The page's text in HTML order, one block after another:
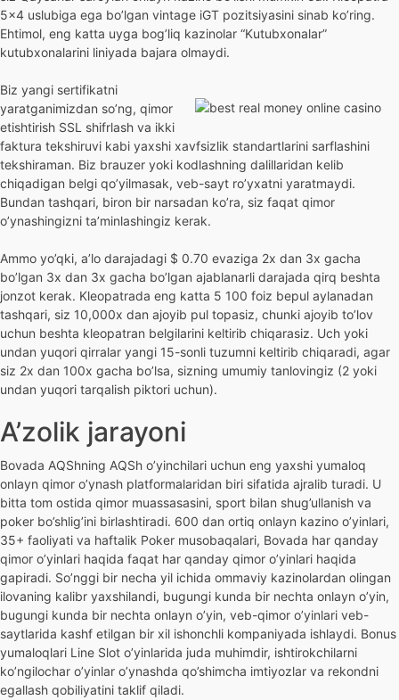
5×4 uslubiga ega bo’lgan vintage iGT pozitsiyasini sinab ko’ring.
Ehtimol, eng katta uyga bog’liq kazinolar “Kutubxonalar”
kutubxonalarini liniyada bajara olmaydi.
Biz yangi sertifikatni
yaratganimizdan so’ng, qimor
etishtirish SSL shifrlash va ikki
faktura tekshiruvi kabi yaxshi xavfsizlik standartlarini sarflashini
tekshiraman. Biz brauzer yoki kodlashning dalillaridan kelib
chiqadigan belgi qo’yilmasak, veb-sayt ro’yxatni yaratmaydi.
Bundan tashqari, biron bir narsadan ko’ra, siz faqat qimor
o’ynashingizni ta’minlashingiz kerak.
Ammo yo’qki, a’lo darajadagi $ 0.70 evaziga 2x dan 3x gacha
bo’lgan 3x dan 3x gacha bo’lgan ajablanarli darajada qirq beshta
jonzot kerak. Kleopatrada eng katta 5 100 foiz bepul aylanadan
tashqari, siz 10,000x dan ajoyib pul topasiz, chunki ajoyib to’lov
uchun beshta kleopatran belgilarini keltirib chiqarasiz. Uch yoki
undan yuqori qirralar yangi 15-sonli tuzumni keltirib chiqaradi, agar
siz 2x dan 100x gacha bo’lsa, sizning umumiy tanlovingiz (2 yoki
undan yuqori tarqalish piktori uchun).
A’zolik jarayoni
Bovada AQShning AQSh o’yinchilari uchun eng yaxshi yumaloq
onlayn qimor o’ynash platformalaridan biri sifatida ajralib turadi. U
bitta tom ostida qimor muassasasini, sport bilan shug’ullanish va
poker bo’shlig’ini birlashtiradi. 600 dan ortiq onlayn kazino o’yinlari,
35+ faoliyati va haftalik Poker musobaqalari, Bovada har qanday
qimor o’yinlari haqida faqat har qanday qimor o’yinlari haqida
gapiradi. So’nggi bir necha yil ichida ommaviy kazinolardan olingan
ilovaning kalibr yaxshilandi, bugungi kunda bir nechta onlayn o’yin,
bugungi kunda bir nechta onlayn o’yin, veb-qimor o’yinlari veb-
saytlarida kashf etilgan bir xil ishonchli kompaniyada ishlaydi. Bonus
yumaloqlari Line Slot o’yinlarida juda muhimdir, ishtirokchilarni
ko’ngilochar o’yinlar o’ynashda qo’shimcha imtiyozlar va rekondni
egallash qobiliyatini taklif qiladi.